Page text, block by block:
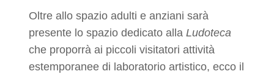
Oltre allo spazio adulti e anziani sarà
presente lo spazio dedicato alla Ludoteca
che proporrà ai piccoli visitatori attività
estemporanee di laboratorio artistico, ecco il